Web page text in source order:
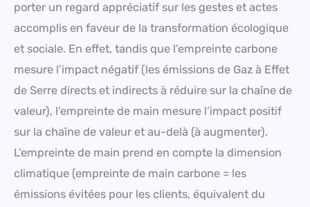
porter un regard appréciatif sur les gestes et actes
accomplis en faveur de la transformation écologique
et sociale. En effet, tandis que l’empreinte carbone
mesure l’impact négatif (les émissions de Gaz à Effet
de Serre directs et indirects à réduire sur la chaîne de
valeur), l’empreinte de main mesure l’impact positif
sur la chaîne de valeur et au-delà (à augmenter).
L’empreinte de main prend en compte la dimension
climatique (empreinte de main carbone = les
émissions évitées pour les clients, équivalent du